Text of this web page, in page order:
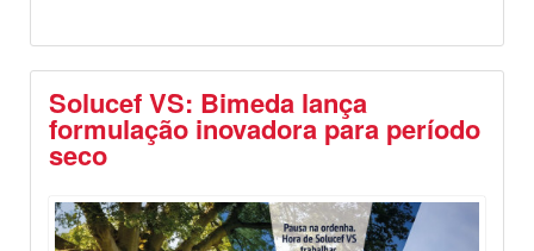
Solucef VS: Bimeda lança
formulação inovadora para período
seco